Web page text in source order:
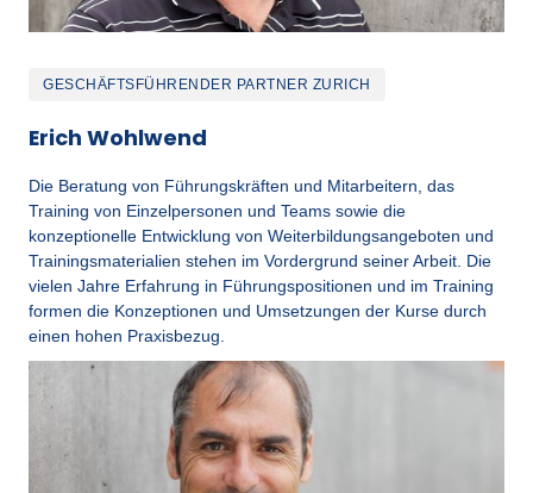
GESCHÄFTSFÜHRENDER PARTNER ZURICH
Erich Wohlwend
Die Beratung von Führungskräften und Mitarbeitern, das
Training von Einzelpersonen und Teams sowie die
konzeptionelle Entwicklung von Weiterbildungsangeboten und
Trainingsmaterialien stehen im Vordergrund seiner Arbeit. Die
vielen Jahre Erfahrung in Führungspositionen und im Training
formen die Konzeptionen und Umsetzungen der Kurse durch
einen hohen Praxisbezug.